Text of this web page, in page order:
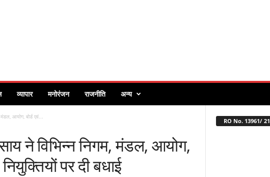
व्यापार मनोरंजन राजनीति अन्य
मंडल, आयोग, बोर्ड एवं...
ने विभिन्न निगम, मंडल, आयोग,
पर दी बधाई
RO No. 13961/ 21